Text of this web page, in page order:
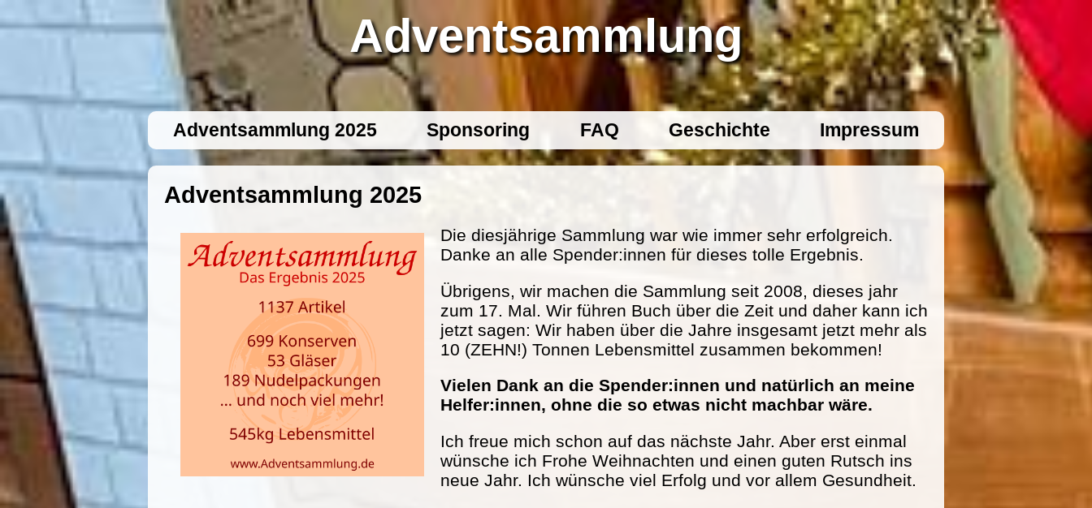
Adventsammlung
Adventsammlung 2025 Sponsoring FAQ Geschichte Impressum
Adventsammlung 2025
Die diesjährige Sammlung war wie immer sehr erfolgreich.
Danke an alle Spender:innen für dieses tolle Ergebnis.
Übrigens, wir machen die Sammlung seit 2008, dieses jahr
zum 17. Mal. Wir führen Buch über die Zeit und daher kann ich
jetzt sagen: Wir haben über die Jahre insgesamt jetzt mehr als
10 (ZEHN!) Tonnen Lebensmittel zusammen bekommen!
Vielen Dank an die Spender:innen und natürlich an meine
Helfer:innen, ohne die so etwas nicht machbar wäre.
Ich freue mich schon auf das nächste Jahr. Aber erst einmal
wünsche ich Frohe Weihnachten und einen guten Rutsch ins
neue Jahr. Ich wünsche viel Erfolg und vor allem Gesundheit.